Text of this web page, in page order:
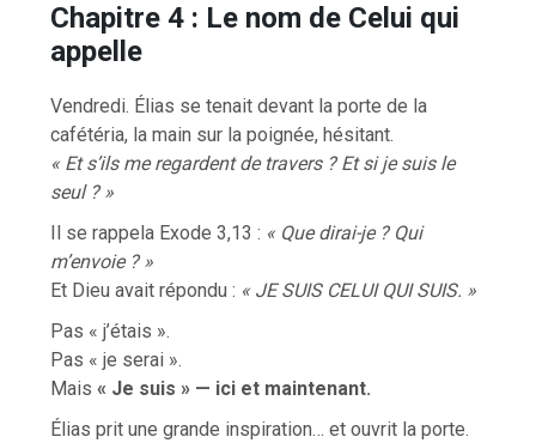
Chapitre 4 : Le nom de Celui qui
appelle
Vendredi. Élias se tenait devant la porte de la
cafétéria, la main sur la poignée, hésitant.
« Et s’ils me regardent de travers ? Et si je suis le
seul ? »
Il se rappela Exode 3,13 : « Que dirai-je ? Qui
m’envoie ? »
Et Dieu avait répondu : « JE SUIS CELUI QUI SUIS. »
Pas « j’étais ».
Pas « je serai ».
Mais« Je suis » — ici et maintenant.
Élias prit une grande inspiration… et ouvrit la porte.